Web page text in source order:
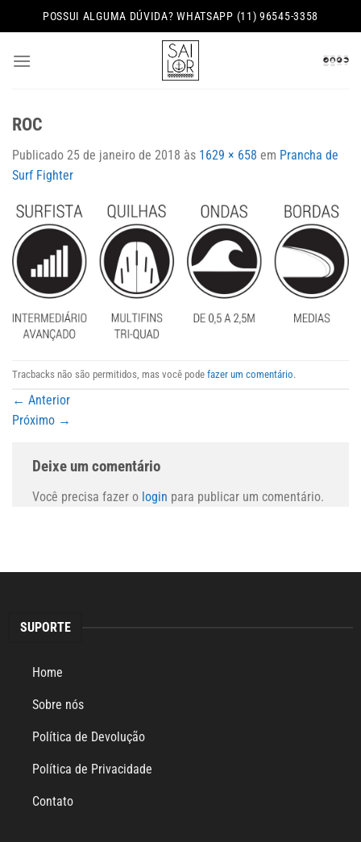
to
POSSUI ALGUMA DÚVIDA? WHATSAPP (11) 96545-3358
ROC
Publicado 25 de janeiro de 2018 às 1629 × 658 em Prancha de
Surf Fighter
Tracbacks não são permitidos, mas você pode fazer um comentário.
← Anterior
Próximo →
Deixe um comentário
Você precisa fazer o login para publicar um comentário.
SUPORTE
Home
Sobre nós
Política de Devolução
Política de Privacidade
Contato